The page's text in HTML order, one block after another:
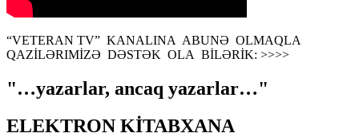
“VETERAN TV” KANALINA ABUNƏ OLMAQLA
QAZİLƏRIMİZƏ DƏSTƏK OLA BİLƏRİK: >>>>
"…yazarlar, ancaq yazarlar…"
ELEKTRON KİTABXANA